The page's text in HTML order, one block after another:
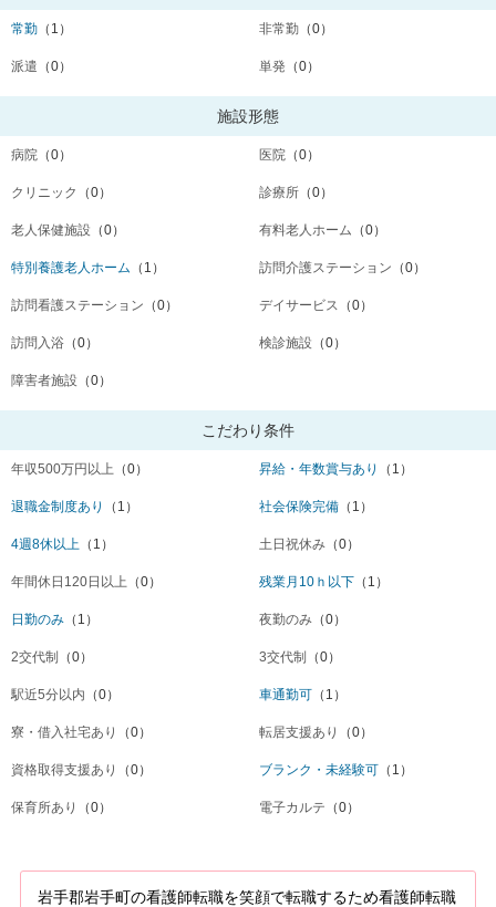
常勤 （1） 非常勤 （0）
派遣 （0） 単発 （0）
施設形態
病院 （0） 医院 （0）
クリニック （0） 診療所 （0）
老人保健施設 （0） 有料老人ホーム （0）
特別養護老人ホーム （1） 訪問介護ステーション （0）
訪問看護ステーション （0） デイサービス （0）
訪問入浴 （0） 検診施設 （0）
障害者施設 （0）
こだわり条件
年収500万円以上 （0） 昇給・年数賞与あり （1）
退職金制度あり （1） 社会保険完備 （1）
4週8休以上 （1） 土日祝休み （0）
年間休日120日以上 （0） 残業月10ｈ以下 （1）
日勤のみ （1） 夜勤のみ （0）
2交代制 （0） 3交代制 （0）
駅近5分以内 （0） 車通勤可 （1）
寮・借入社宅あり （0） 転居支援あり （0）
資格取得支援あり （0） ブランク・未経験可 （1）
保育所あり （0） 電子カルテ （0）
岩手郡岩手町の看護師転職を笑顔で転職するため看護師転職